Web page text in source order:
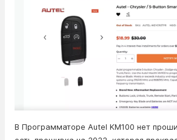
В Программаторе Autel KM100 нет